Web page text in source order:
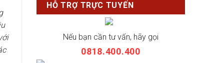
HỖ TRỢ TRỰC TUYẾN
Nếu bạn cần tư vấn, hãy gọi
0818.400.400